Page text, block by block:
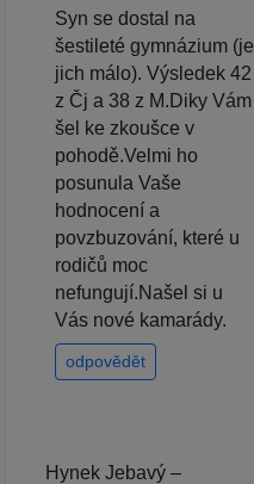
Syn se dostal na
šestileté gymnázium (je
jich málo). Výsledek 42
z Čj a 38 z M.Diky Vám
šel ke zkoušce v
pohodě.Velmi ho
posunula Vaše
hodnocení a
povzbuzování, které u
rodičů moc
nefungují.Našel si u
Vás nové kamarády.
odpovědět
Hynek Jebavý –